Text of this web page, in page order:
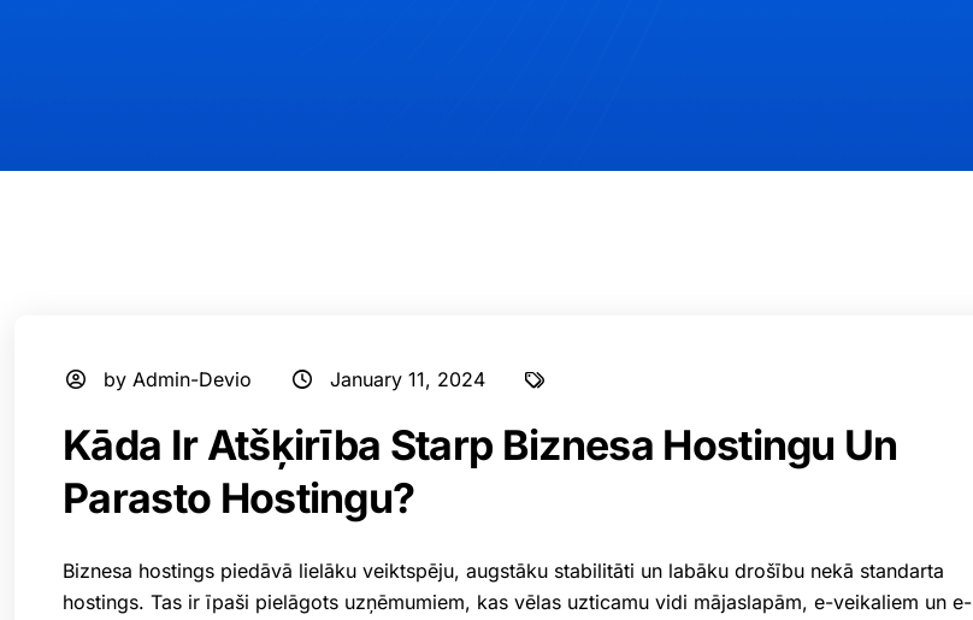
by Admin-Devio January 11, 2024
Kāda Ir Atšķirība Starp Biznesa Hostingu Un
Parasto Hostingu?
Biznesa hostings piedāvā lielāku veiktspēju, augstāku stabilitāti un labāku drošību nekā standarta
hostings. Tas ir īpaši pielāgots uzņēmumiem, kas vēlas uzticamu vidi mājaslapām, e-veikaliem un e-